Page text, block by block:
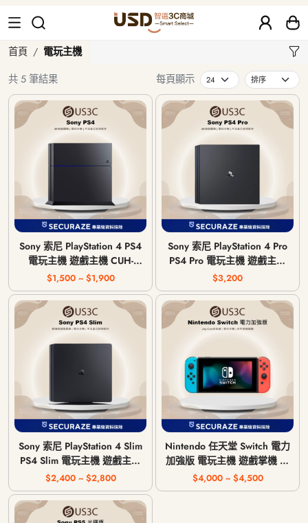
電玩主機
首頁
電玩主機
共 5 筆結果
每頁顯示
Sony 索尼 PlayStation 4 PS4
電玩主機 遊戲主機 CUH-
1007A / CUH-1207A / CUH-
1215A
$1,500 ~ $1,900
Sony 索尼 PlayStation 4 Pro
PS4 Pro 電玩主機 遊戲主機
CUH-7117B
$3,200
Sony 索尼 PlayStation 4 Slim
PS4 Slim 電玩主機 遊戲主機
CUH-2017A / CUH-2117A /
CUH-2218A
$2,400 ~ $2,800
Nintendo 任天堂 Switch 電力
加強版 電玩主機 遊戲掌機 掌
上型遊戲機 HAC-001(-01)
$4,000 ~ $4,500